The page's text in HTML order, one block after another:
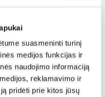
suasmeninti turinį
medijos funkcijas ir
naudojimo informaciją
reklamavimo ir
pridėti prie kitos jūsų
PLASTIKINĖ BESIPLEČIANTI
KNIEDĖ SU KEPURĖLE MB/BMW
Peržiūrėti